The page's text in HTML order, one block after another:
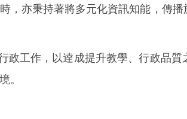
，亦秉持著將多元化資訊知能，傳
工作，以逹成提升教學、行政品
。